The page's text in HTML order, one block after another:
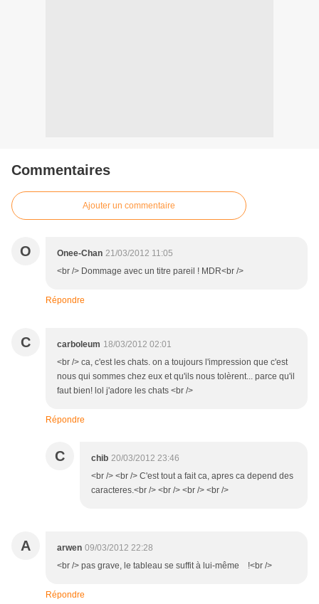
Commentaires
Ajouter un commentaire
O Onee-Chan 21/03/2012 11:05
<br /> Dommage avec un titre pareil ! MDR<br />
Répondre
C carboleum 18/03/2012 02:01
<br /> ca, c'est les chats. on a toujours l'impression que c'est
nous qui sommes chez eux et qu'ils nous tolèrent... parce qu'il
faut bien! lol j'adore les chats <br />
Répondre
C chib 20/03/2012 23:46
<br /> <br /> C'est tout a fait ca, apres ca depend des
caracteres.<br /> <br /> <br /> <br />
A arwen 09/03/2012 22:28
<br /> pas grave, le tableau se suffit à lui-même !<br />
Répondre